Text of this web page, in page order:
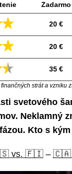
Zadarmo
20 €
20 €
35 €
strát a vzniku
svetového
Neklamný
Kto s
vs. 🇫🇮– 🇨🇦